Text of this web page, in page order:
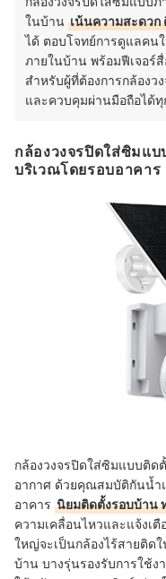
ในบ้าน เน้นความสะดวก
ได้ ตอบโจทย์การดูแลคน
ภายในบ้าน พร้อมฟีเจอร์
สำหรับผู้ที่ต้องการกล้องว
และควบคุมผ่านมือถือได้ทุ
กล้องวงจรปิดใส่ซิมแ
บริเวณโดยรอบอาคาร
กล้องวงจรปิดใส่ซิมแบบติด
อากาศ ด้วยคุณสมบัติกันน้ำ
อาคาร นิยมติดตั้งรอบบ้าน
ความเคลื่อนไหวและแจ้งเ
ใหญ่จะเป็นกล้องไร้สายติด
บ้าน บางรุ่นรองรับการใช้